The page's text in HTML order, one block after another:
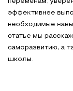
эффективнее
необходимые
статье мы
саморазвитию, а
школы.